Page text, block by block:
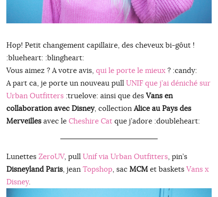
Hop! Petit changement capillaire, des cheveux bi-gôut !
:blueheart: :blingheart:
Vous aimez ? A votre avis, qui le porte le mieux? :candy:
A part ca, je porte un nouveau pull UNIF que j’ai déniché sur
Urban Outfitters:truelove: ainsi que des Vans en
collaboration avec Disney, collection Alice au Pays des
Merveillesavec le Cheshire Catque j’adore :doubleheart:
Lunettes ZeroUV, pull Unif via Urban Outfitters, pin’s
Disneyland Paris, jean Topshop, sac MCMet baskets Vans x
Disney.